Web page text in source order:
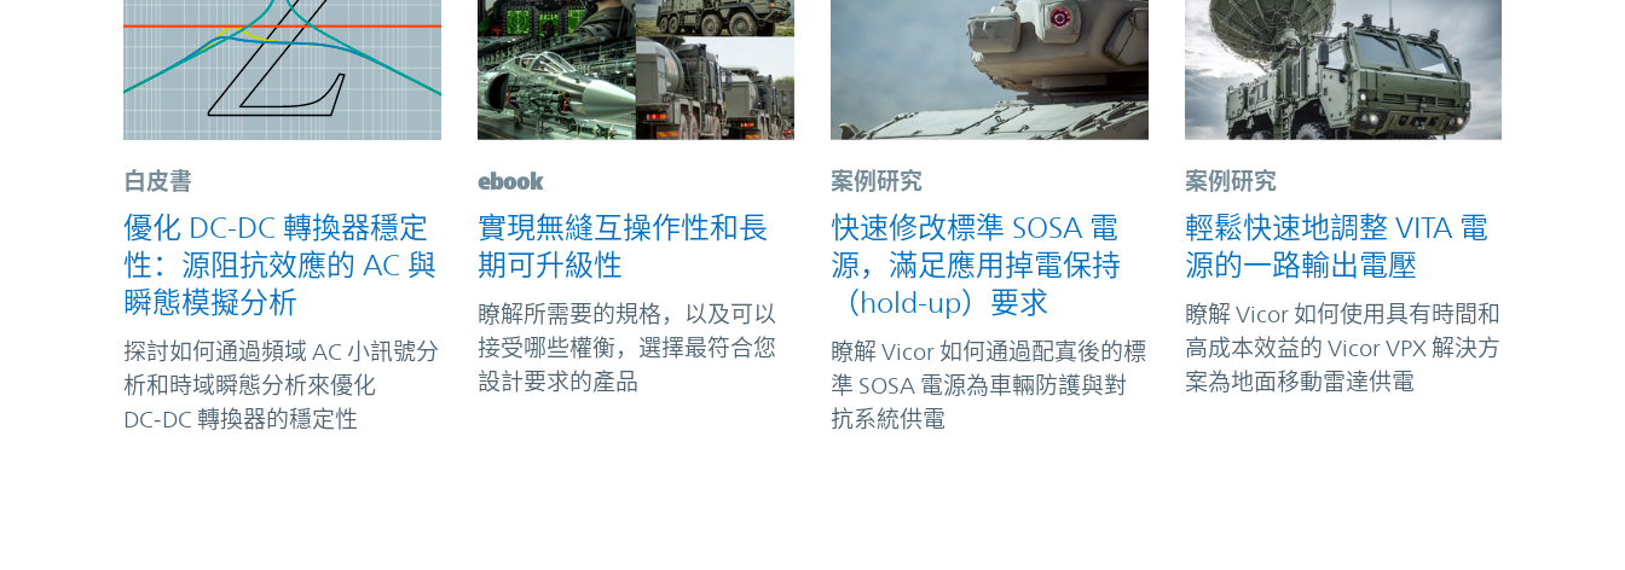
白皮書
優化 DC-DC 轉換器穩定
性：源阻抗效應的 AC 與
瞬態模擬分析
探討如何通過頻域 AC 小訊號分
析和時域瞬態分析來優化
DC‑DC 轉換器的穩定性
ebook
實現無縫互操作性和長
期可升級性
瞭解所需要的規格，以及可以
接受哪些權衡，選擇最符合您
設計要求的產品
案例研究
快速修改標準 SOSA 電
源，滿足應用掉電保持
（hold-up）要求
瞭解 Vicor 如何通過配寘後的標
準 SOSA 電源為車輛防護與對
抗系統供電
案例研究
輕鬆快速地調整 VITA 電
源的一路輸出電壓
瞭解 Vicor 如何使用具有時間和
高成本效益的 Vicor VPX 解決方
案為地面移動雷達供電